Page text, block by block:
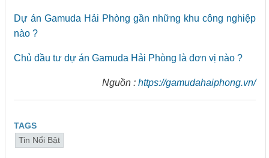
Dự án Gamuda Hải Phòng gần những khu công nghiệp
nào ?
Chủ đầu tư dự án Gamuda Hải Phòng là đơn vị nào ?
Nguồn : https://gamudahaiphong.vn/
TAGS
Tin Nổi Bật